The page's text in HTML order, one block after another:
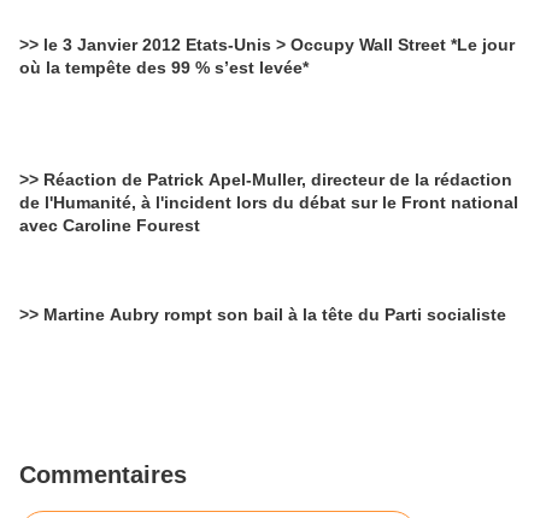
>> le 3 Janvier 2012 Etats-Unis > Occupy Wall Street *Le jour
où la tempête des 99 % s’est levée*
>> Réaction de Patrick Apel-Muller, directeur de la rédaction
de l'Humanité, à l'incident lors du débat sur le Front national
avec Caroline Fourest
>> Martine Aubry rompt son bail à la tête du Parti socialiste
Commentaires